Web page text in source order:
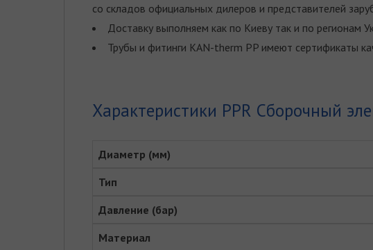
со складов официальных дилеров и представителей
Доставку выполняем как по Киеву так и по регионам
Трубы и фитинги KAN-therm PP имеют сертификаты
Характеристики PPR Сборочный
Диаметр (мм)
Тип
Давление (бар)
Материал